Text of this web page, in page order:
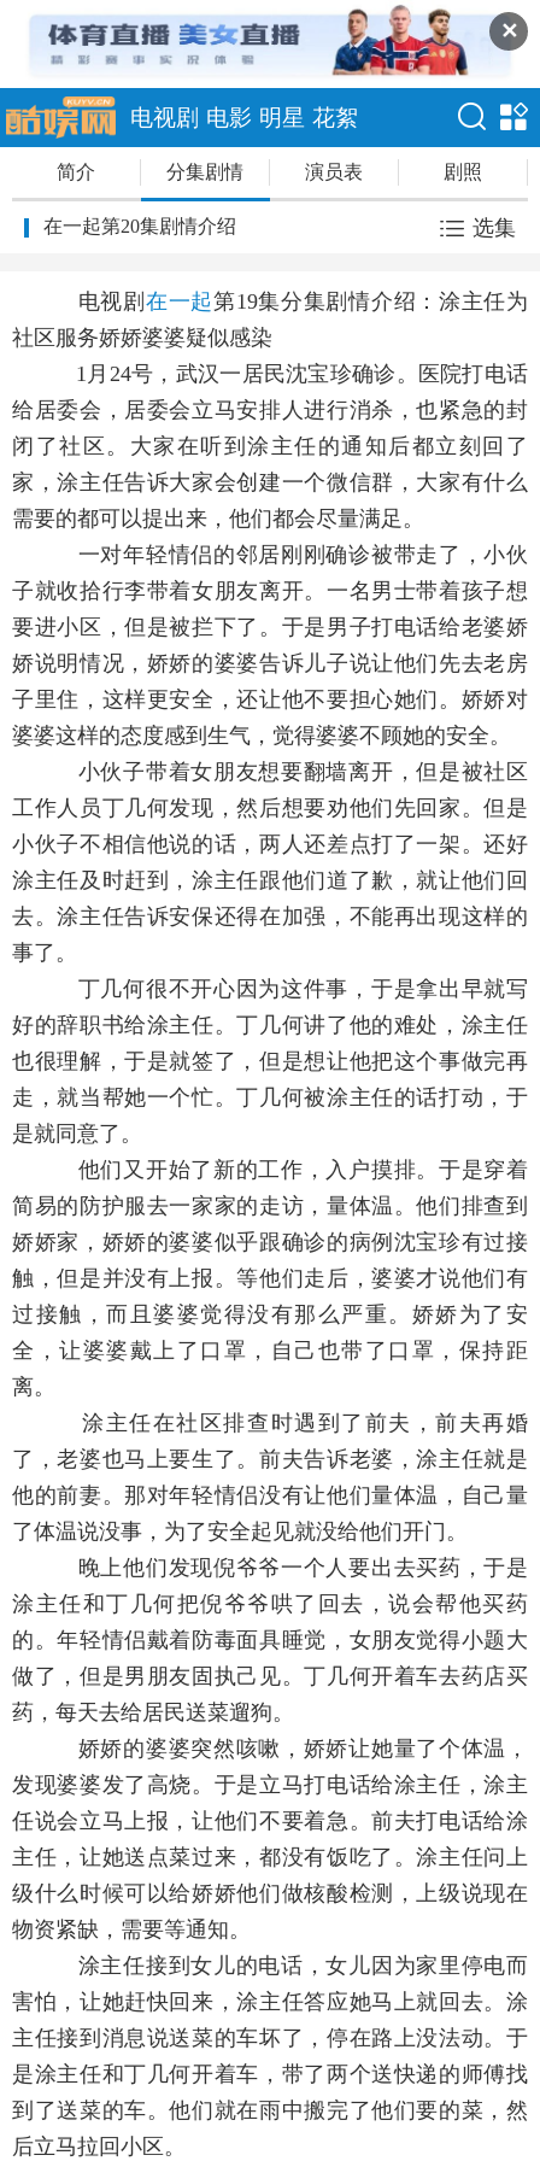
✕
电视剧 电影 明星 花絮
简介 分集剧情 演员表 剧照
在一起第20集剧情介绍 选集
电视剧 在一起第19集分集剧情介绍：涂主任为
社区服务娇娇婆婆疑似感染
1月24号，武汉一居民沈宝珍确诊。医院打电话
给居委会，居委会立马安排人进行消杀，也紧急的封
闭了社区。大家在听到涂主任的通知后都立刻回了
家，涂主任告诉大家会创建一个微信群，大家有什么
需要的都可以提出来，他们都会尽量满足。
一对年轻情侣的邻居刚刚确诊被带走了，小伙
子就收拾行李带着女朋友离开。一名男士带着孩子想
要进小区，但是被拦下了。于是男子打电话给老婆娇
娇说明情况，娇娇的婆婆告诉儿子说让他们先去老房
子里住，这样更安全，还让他不要担心她们。娇娇对
婆婆这样的态度感到生气，觉得婆婆不顾她的安全。
小伙子带着女朋友想要翻墙离开，但是被社区
工作人员丁几何发现，然后想要劝他们先回家。但是
小伙子不相信他说的话，两人还差点打了一架。还好
涂主任及时赶到，涂主任跟他们道了歉，就让他们回
去。涂主任告诉安保还得在加强，不能再出现这样的
事了。
丁几何很不开心因为这件事，于是拿出早就写
好的辞职书给涂主任。丁几何讲了他的难处，涂主任
也很理解，于是就签了，但是想让他把这个事做完再
走，就当帮她一个忙。丁几何被涂主任的话打动，于
是就同意了。
他们又开始了新的工作，入户摸排。于是穿着
简易的防护服去一家家的走访，量体温。他们排查到
娇娇家，娇娇的婆婆似乎跟确诊的病例沈宝珍有过接
触，但是并没有上报。等他们走后，婆婆才说他们有
过接触，而且婆婆觉得没有那么严重。娇娇为了安
全，让婆婆戴上了口罩，自己也带了口罩，保持距
离。
涂主任在社区排查时遇到了前夫，前夫再婚
了，老婆也马上要生了。前夫告诉老婆，涂主任就是
他的前妻。那对年轻情侣没有让他们量体温，自己量
了体温说没事，为了安全起见就没给他们开门。
晚上他们发现倪爷爷一个人要出去买药，于是
涂主任和丁几何把倪爷爷哄了回去，说会帮他买药
的。年轻情侣戴着防毒面具睡觉，女朋友觉得小题大
做了，但是男朋友固执己见。丁几何开着车去药店买
药，每天去给居民送菜遛狗。
娇娇的婆婆突然咳嗽，娇娇让她量了个体温，
发现婆婆发了高烧。于是立马打电话给涂主任，涂主
任说会立马上报，让他们不要着急。前夫打电话给涂
主任，让她送点菜过来，都没有饭吃了。涂主任问上
级什么时候可以给娇娇他们做核酸检测，上级说现在
物资紧缺，需要等通知。
涂主任接到女儿的电话，女儿因为家里停电而
害怕，让她赶快回来，涂主任答应她马上就回去。涂
主任接到消息说送菜的车坏了，停在路上没法动。于
是涂主任和丁几何开着车，带了两个送快递的师傅找
到了送菜的车。他们就在雨中搬完了他们要的菜，然
后立马拉回小区。